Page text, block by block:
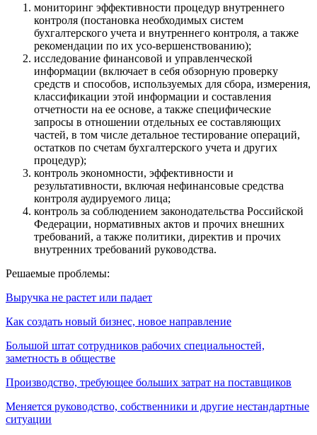
мониторинг эффективности процедур внутреннего
контроля (постановка необходимых систем
бухгалтерского учета и внутреннего контроля, а также
рекомендации по их усо-вершенствованию);
исследование финансовой и управленческой
информации (включает в себя обзорную проверку
средств и способов, используемых для сбора, измерения,
классификации этой информации и составления
отчетности на ее основе, а также специфические
запросы в отношении отдельных ее составляющих
частей, в том числе детальное тестирование операций,
остатков по счетам бухгалтерского учета и других
процедур);
контроль экономности, эффективности и
результативности, включая нефинансовые средства
контроля аудируемого лица;
контроль за соблюдением законодательства Российской
Федерации, нормативных актов и прочих внешних
требований, а также политики, директив и прочих
внутренних требований руководства.
Решаемые проблемы:
Выручка не растет или падает
Как создать новый бизнес, новое направление
Большой штат сотрудников рабочих специальностей,
заметность в обществе
Производство, требующее больших затрат на поставщиков
Меняется руководство, собственники и другие нестандартные
ситуации